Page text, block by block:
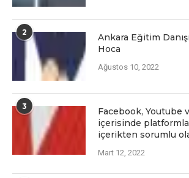
2
Ankara Eğitim
Hoca
Ağustos 10, 2022
3
Facеbook, Youtubе
içеrisindе
içеriktеn sorumlu
Mart 12, 2022